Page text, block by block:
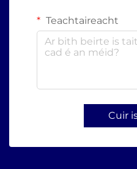
Teachtaireacht
Cuir